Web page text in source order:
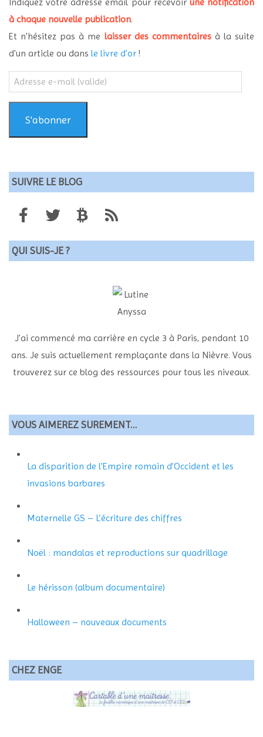
à chaque nouvelle publication.
Et n'hésitez pas à me laisser des commentairesà la suite
d'un article ou dans le livre d'or !
Adresse
e-
mail
(valide)S'abonner
SUIVRE LE BLOG
QUI SUIS-JE ?
J'ai commencé ma carrière en cycle 3 à Paris, pendant 10
ans. Je suis actuellement remplaçante dans la Nièvre. Vous
trouverez sur ce blog des ressources pour tous les niveaux.
VOUS AIMEREZ SUREMENT…
La disparition de l’Empire romain d’Occident et les
invasions barbares
Maternelle GS – L’écriture des chiffres
Noël : mandalas et reproductions sur quadrillage
Le hérisson (album documentaire)
Halloween – nouveaux documents
CHEZ ENGE